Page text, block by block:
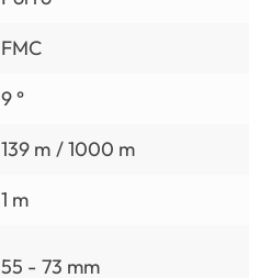
FMC
9 °
139 m / 1000 m
1 m
55 - 73 mm